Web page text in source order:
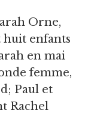
Orne,
huit enfants
en mai
femme,
Paul et
Rachel